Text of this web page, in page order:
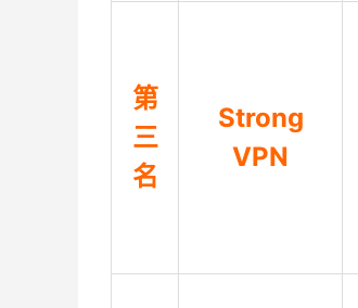
第
三
名
Strong
VPN